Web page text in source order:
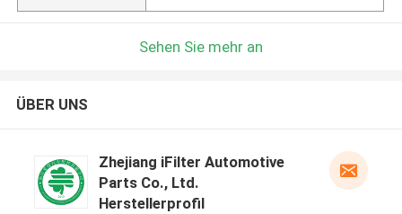
Sehen Sie mehr an
ÜBER UNS
Zhejiang iFilter Automotive
Parts Co., Ltd.
Herstellerprofil